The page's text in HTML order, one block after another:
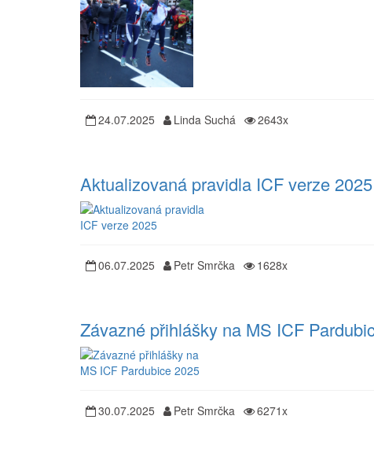
24.07.2025 Linda Suchá 2643x
Aktualizovaná pravidla ICF verze 2025
06.07.2025 Petr Smrčka 1628x
Závazné přihlášky na MS ICF
30.07.2025 Petr Smrčka 6271x